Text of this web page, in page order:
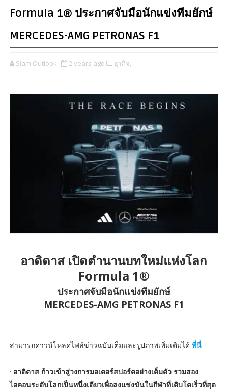
Formula 1® ประกาศจับมือนักแข่งทีมยักษ์
MERCEDES-AMG PETRONAS F1
Siam Outlook 2 years ago ธุรกิจ,
อาดิดาส เปิดตำนานบทใหม่แห่งโลก
Formula 1®
ประกาศจับมือนักแข่งทีมยักษ์
MERCEDES-AMG PETRONAS F1
สามารถดาวน์โหลดไฟล์ข่าวฉบับเต็มและรูปภาพเพิ่มเติมได้ ที่นี่
· อาดิดาส ก้าวเข้าสู่วงการมอเตอร์สปอร์ตอย่างเต็มตัว รวมสอง
ไอคอนระดับโลกเป็นหนึ่งเดียวเพื่อลงแข่งขันในกีฬาที่เติบโตเร็วที่สุด